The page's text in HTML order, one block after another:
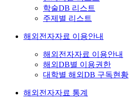
학술DB 리스트
주제별 리스트
해외전자자료 이용안내
해외전자자료 이용안내
해외DB별 이용권한
대학별 해외DB 구독현황
해외전자자료 통계